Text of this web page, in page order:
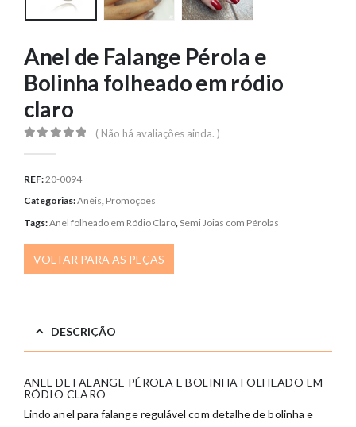
Anel de Falange Pérola e
Bolinha folheado em ródio
claro
( Não há avaliações ainda. )
REF:20-0094
Categorias:Anéis, Promoções
Tags:Anel folheado em Ródio Claro,Semi Joias com Pérolas
VOLTAR PARA AS PEÇAS
DESCRIÇÃO
ANEL DE FALANGE PÉROLA E BOLINHA FOLHEADO EM
RÓDIO CLARO
Lindo anel para falange regulável com detalhe de bolinha e